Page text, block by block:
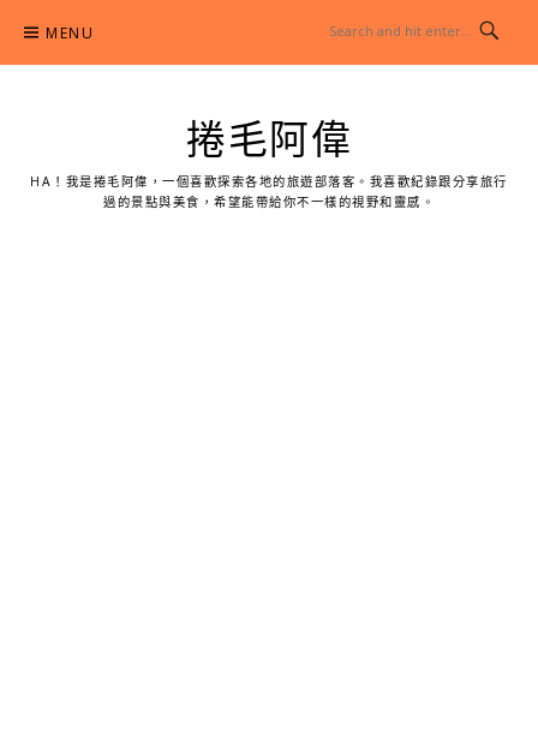
content
MENU
捲毛阿偉
HA！我是捲毛阿偉，一個喜歡探索各地的旅遊部落客。我喜歡紀錄跟分享旅行
過的景點與美食，希望能帶給你不一樣的視野和靈感。